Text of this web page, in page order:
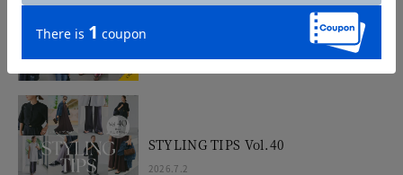
STYLING TIPS Vol.41
STYLING TIPS Vol.40
2026.7.2